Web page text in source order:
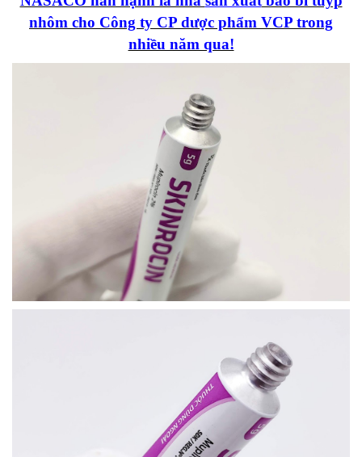
nhôm cho Công ty CP dược phẩm VCP trong
nhiều năm qua!